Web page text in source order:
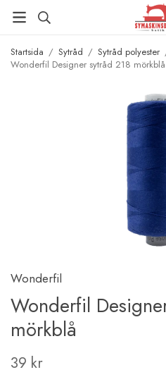
Startsida / Sytråd / Sytråd polyester
Wonderfil Designer sytråd 218 mörkblå
Wonderfil
Wonderfil
mörkblå
39 kr